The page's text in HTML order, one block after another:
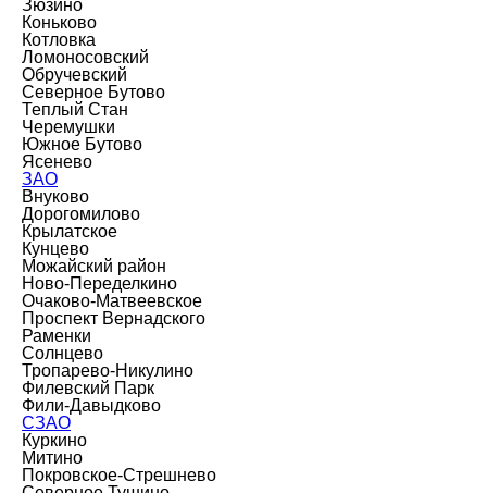
Зюзино
Коньково
Котловка
Ломоносовский
Обручевский
Северное Бутово
Теплый Стан
Черемушки
Южное Бутово
Ясенево
ЗАО
Внуково
Дорогомилово
Крылатское
Кунцево
Можайский район
Ново-Переделкино
Очаково-Матвеевское
Проспект Вернадского
Раменки
Солнцево
Тропарево-Никулино
Филевский Парк
Фили-Давыдково
СЗАО
Куркино
Митино
Покровское-Стрешнево